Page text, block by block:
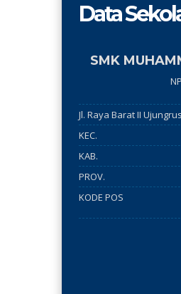
Data
SMK
Jl. Raya Barat II
KEC.
KAB.
PROV.
KODE POS